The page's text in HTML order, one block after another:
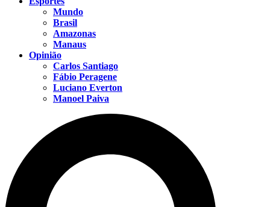
Mundo
Brasil
Amazonas
Manaus
Opinião
Carlos Santiago
Fábio Peragene
Luciano Everton
Manoel Paiva